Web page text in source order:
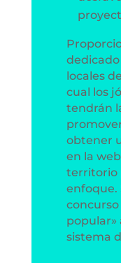
locales
cual los
tendrán
obtener
en la
territorio
enfoque.
popular»
sistema